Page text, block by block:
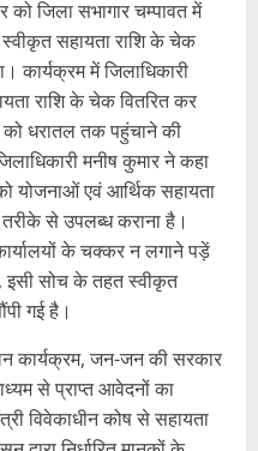
जिला सभागार चम्पावत में
सहायता राशि के चेक
कार्यक्रम में जिलाधिकारी
राशि के चेक वितरित कर
धरातल तक पहुंचाने की
मनीष कुमार ने कहा
योजनाओं एवं आर्थिक सहायता
से उपलब्ध कराना है।
के चक्कर न लगाने पड़ें
सोच के तहत स्वीकृत
गई है।
कार्यक्रम, जन-जन की सरकार
से प्राप्त आवेदनों का
विवेकाधीन कोष से सहायता